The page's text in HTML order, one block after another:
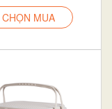
CHỌN MUA